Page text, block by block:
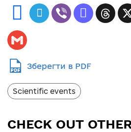
Зберегти в PDF
Scientific events
CHECK OUT